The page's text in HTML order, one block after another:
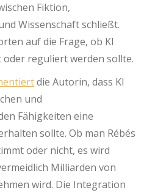
Fiktion,
Wissenschaft schließt.
auf die Frage, ob KI
reguliert werden sollte.
die Autorin, dass KI
und
Fähigkeiten eine
sollte. Ob man Rébés
oder nicht, es wird
Milliarden von
wird. Die Integration